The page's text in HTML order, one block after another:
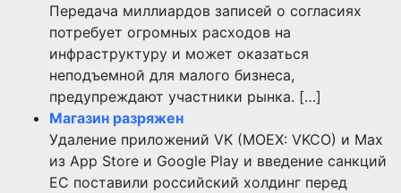
Передача миллиардов записей о согласиях
потребует огромных расходов на
инфраструктуру и может оказаться
неподъемной для малого бизнеса,
предупреждают участники рынка. […]
Магазин разряжен
Удаление приложений VK (MOEX: VKCO) и Max
из App Store и Google Play и введение санкций
ЕС поставили российский холдинг перед